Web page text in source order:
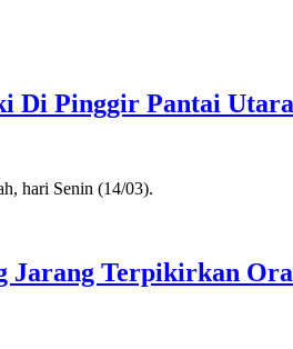
Di Pinggir Pantai
Jarang Terpikirkan